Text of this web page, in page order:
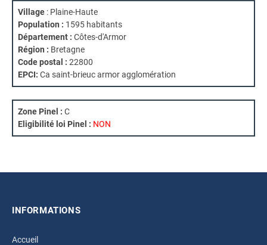
Village : Plaine-Haute
Population : 1595 habitants
Département : Côtes-d'Armor
Région : Bretagne
Code postal : 22800
EPCI: Ca saint-brieuc armor agglomération
Zone Pinel : C
Eligibilité loi Pinel : NON
INFORMATIONS
Accueil